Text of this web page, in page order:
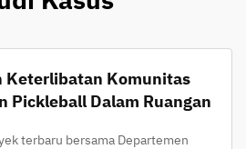
Keterlibatan Komunitas
Pickleball Dalam Ruangan
terbaru bersama Departemen